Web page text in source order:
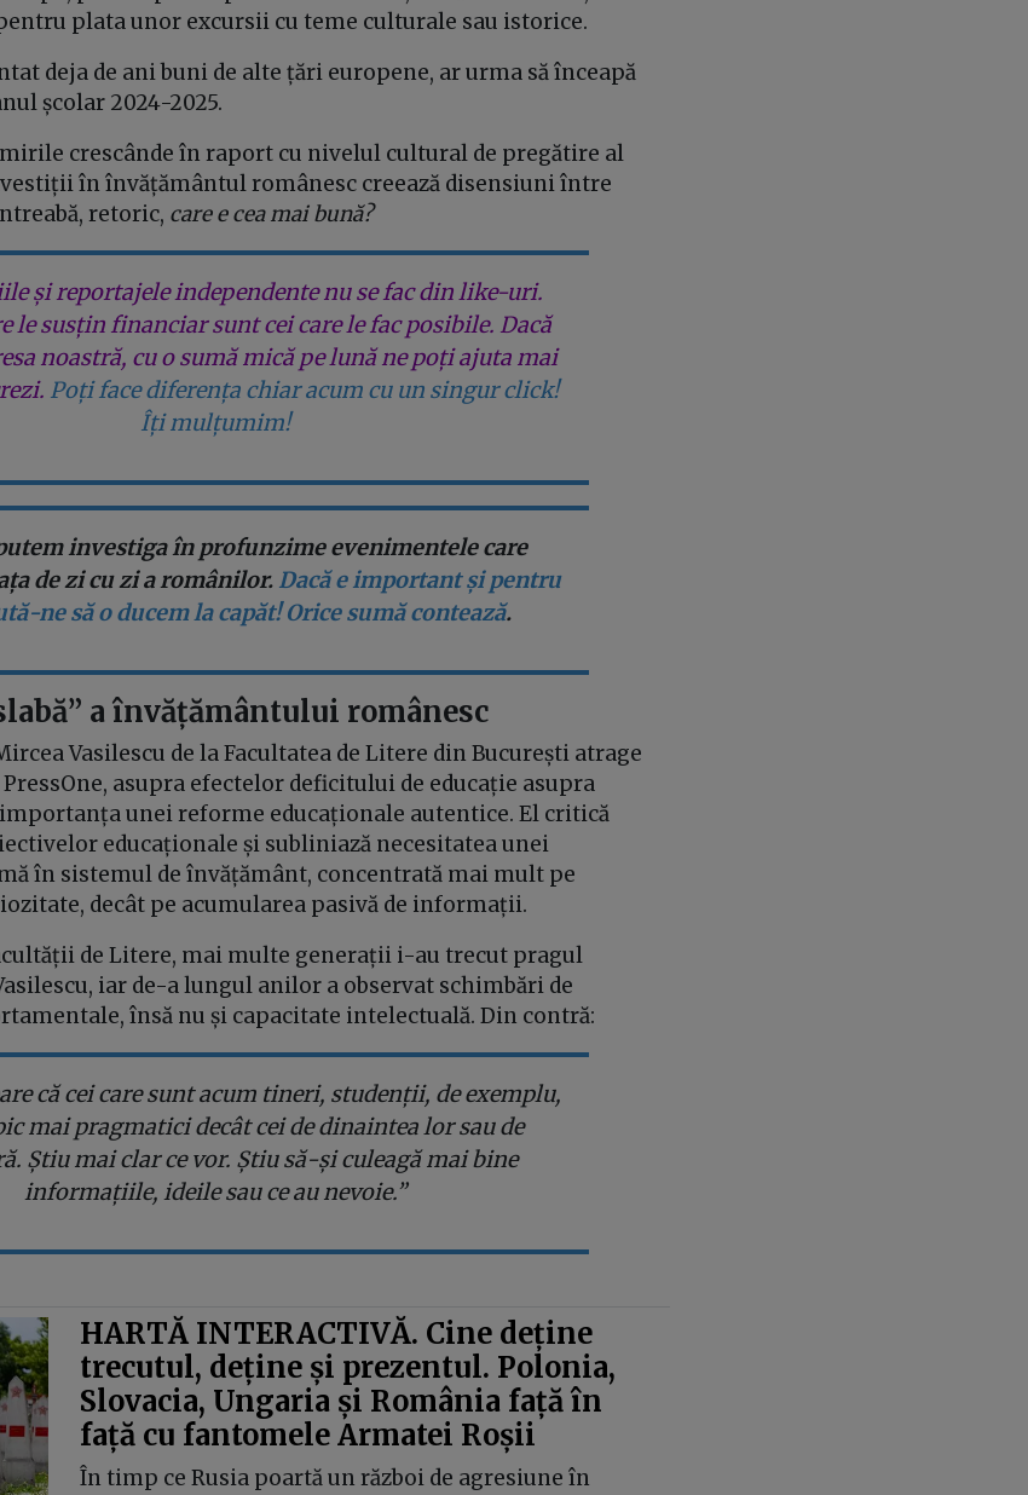
plata unor excursii cu teme culturale sau istorice.
deja de ani buni de alte țări europene, ar urma să înceapă
școlar 2024-2025.
crescânde în raport cu nivelul cultural de pregătire al
în învățământul românesc creează disensiuni între
retoric, care e cea mai bună?
și reportajele independente nu se fac din like-uri.
le susțin financiar sunt cei care le fac posibile. Dacă
noastră, cu o sumă mică pe lună ne poți ajuta mai
Poți face diferența chiar acum cu un singur click!
Îți mulțumim!
investiga în profunzime evenimentele care
de zi cu zi a românilor. Dacă e important și pentru
ne să o ducem la capăt! Orice sumă contează.
a învățământului românesc
Vasilescu de la Facultatea de Litere din București atrage
asupra efectelor deficitului de educație asupra
unei reforme educaționale autentice. El critică
educaționale și subliniază necesitatea unei
în sistemul de învățământ, concentrată mai mult pe
decât pe acumularea pasivă de informații.
de Litere, mai multe generații i-au trecut pragul
iar de-a lungul anilor a observat schimbări de
însă nu și capacitate intelectuală. Din contră:
că cei care sunt acum tineri, studenții, de exemplu,
mai pragmatici decât cei de dinaintea lor sau de
Știu mai clar ce vor. Știu să-și culeagă mai bine
informațiile, ideile sau ce au nevoie.”
HARTĂ INTERACTIVĂ. Cine deține
trecutul, deține și prezentul. Polonia,
Slovacia, Ungaria și România față în
față cu fantomele Armatei Roșii
În timp ce Rusia poartă un război de agresiune în